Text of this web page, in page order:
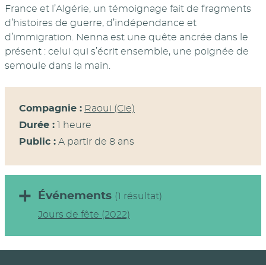
France et l’Algérie, un témoignage fait de fragments
d’histoires de guerre, d’indépendance et
d’immigration. Nenna est une quête ancrée dans le
présent : celui qui s’écrit ensemble, une poignée de
semoule dans la main.
Compagnie : Raoui (Cie)
Durée : 1 heure
Public : A partir de 8 ans
Événements (1 résultat)
Jours de fête (2022)